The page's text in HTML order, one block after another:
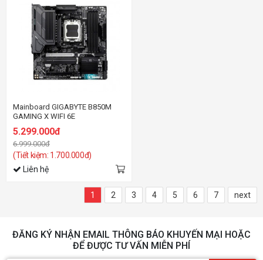
Mainboard GIGABYTE B850M
GAMING X WIFI 6E
5.299.000đ
6.999.000đ
(Tiết kiệm: 1.700.000đ)
Liên hệ
1 2 3 4 5 6 7 next
ĐĂNG KÝ NHẬN EMAIL THÔNG BÁO KHUYẾN MẠI HOẶC
ĐỂ ĐƯỢC TƯ VẤN MIỄN PHÍ